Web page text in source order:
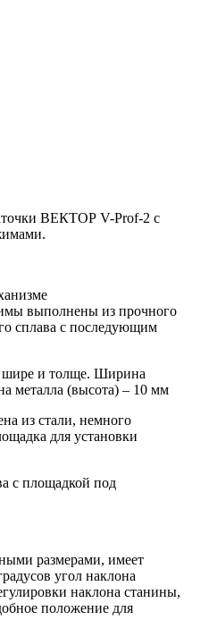
ВЕКТОР V-Prof-2 с
выполнены из прочного
сплава с последующим
шире и толще. Ширина
металла (высота) – 10 мм
из стали, немного
для установки
с площадкой под
размерами, имеет
угол наклона
наклона станины,
положение для